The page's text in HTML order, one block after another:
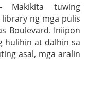
Makikita tuwing
ng mga pulis
Boulevard. Iniipon
hulihin at dalhin sa
asal, mga aralin